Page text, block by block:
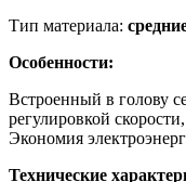
Тип материала:
Особенности:
Встроенный в голову
регулировкой
Экономия
Технические